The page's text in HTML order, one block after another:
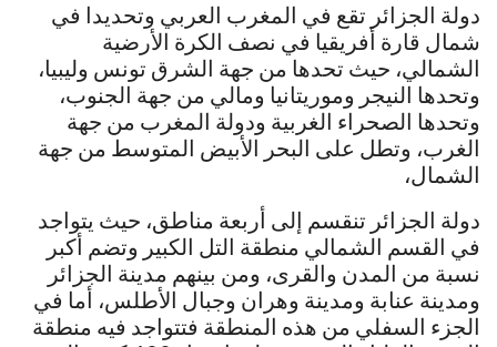
دولة الجزائر تقع في المغرب العربي وتحديدا في
شمال قارة أفريقيا في نصف الكرة الأرضية
الشمالي، حيث تحدها من جهة الشرق تونس وليبيا،
وتحدها النيجر وموريتانيا ومالي من جهة الجنوب،
وتحدها الصحراء الغربية ودولة المغرب من جهة
الغرب، وتطل على البحر الأبيض المتوسط من جهة
الشمال،
دولة الجزائر تنقسم إلى أربعة مناطق، حيث يتواجد
في القسم الشمالي منطقة التل الكبير وتضم أكبر
نسبة من المدن والقرى، ومن بينهم مدينة الجزائر
ومدينة عنابة ومدينة وهران وجبال الأطلس، أما في
الجزء السفلي من هذه المنطقة فتتواجد فيه منطقة